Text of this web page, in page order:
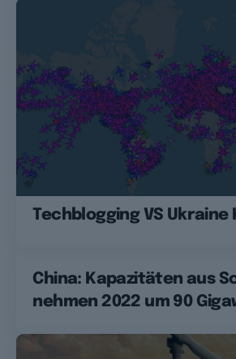
Techblogging VS Ukraine
China: Kapazitäten aus
nehmen 2022 um 90